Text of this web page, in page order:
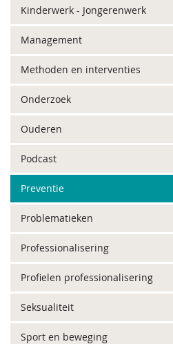
Kinderwerk - Jongerenwerk
Management
Methoden en interventies
Onderzoek
Ouderen
Podcast
Preventie
Problematieken
Professionalisering
Profielen professionalisering
Seksualiteit
Sport en beweging